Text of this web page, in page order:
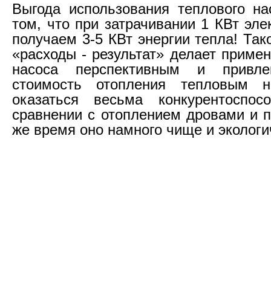
Выгода использования теплового
том, что при затрачивании 1 КВт
получаем 3-5 КВт энергии тепла!
«расходы - результат» делает
насоса перспективным и
стоимость отопления тепловым
оказаться весьма
сравнении с отоплением дровами и
же время оно намного чище и